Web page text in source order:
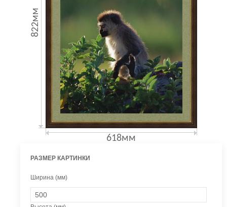
822мм
618мм
РАЗМЕР КАРТИНКИ
Ширина (мм)